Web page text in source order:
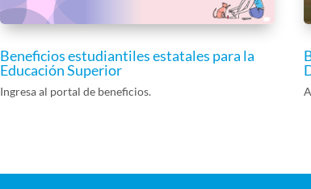
Beneficios estudiantiles estatales para la
Educación Superior
Ingresa al portal de beneficios.